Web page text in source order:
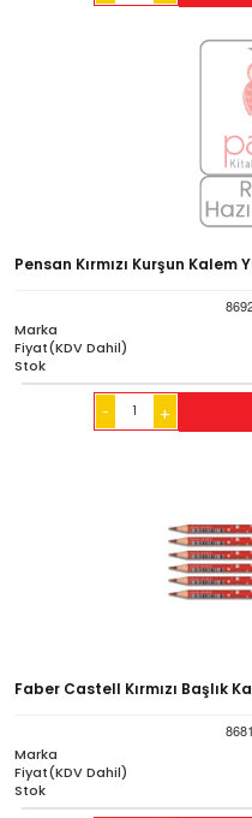
Pensan Kırmızı Kurşun
Marka
Fiyat(KDV Dahil)
Stok
- +
Faber Castell Kırmızı Başlık
Marka
Fiyat(KDV Dahil)
Stok